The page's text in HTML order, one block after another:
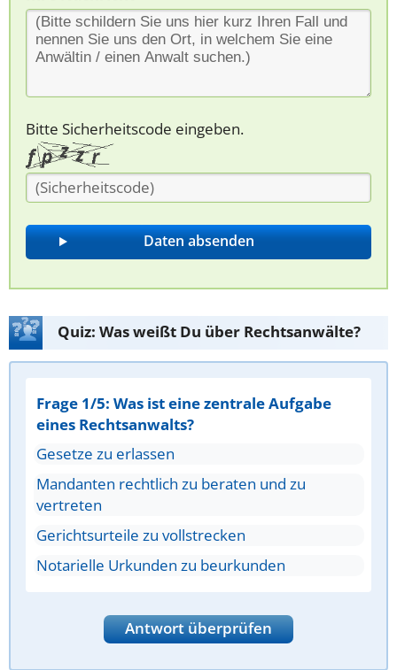
Bitte Sicherheitscode eingeben.
Quiz: Was weißt Du über Rechtsanwälte?
Frage 1/5: Was ist eine zentrale Aufgabe
eines Rechtsanwalts?
Gesetze zu erlassen
Mandanten rechtlich zu beraten und zu
vertreten
Gerichtsurteile zu vollstrecken
Notarielle Urkunden zu beurkunden
Antwort überprüfen